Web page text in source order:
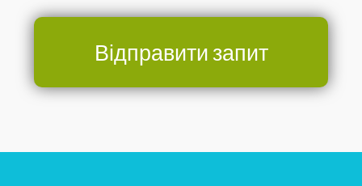
Відправити запит